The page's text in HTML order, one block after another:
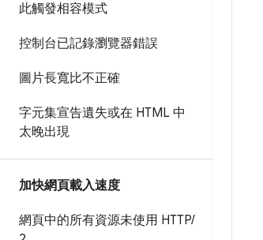
此觸發相容模式
控制台已記錄瀏覽器錯誤
圖片長寬比不正確
字元集宣告遺失或在 HTML 中
太晚出現
加快網頁載入速度
網頁中的所有資源未使用 HTTP/